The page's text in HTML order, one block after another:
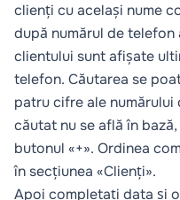
clienți cu același nume
după numărul de telefon
clientului sunt afișate
telefon. Căutarea se
patru cifre ale
căutat nu se află în
butonul «+». Ordinea
în secțiunea «Clienți».
Apoi completați data și